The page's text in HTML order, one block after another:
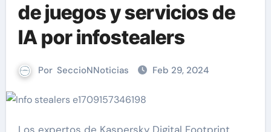
de juegos y servicios de
IA por infostealers
Por SeccioNNoticias Feb 29, 2024